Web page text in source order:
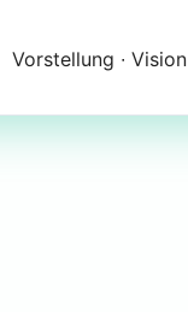
Vorstellung ∙ Vision